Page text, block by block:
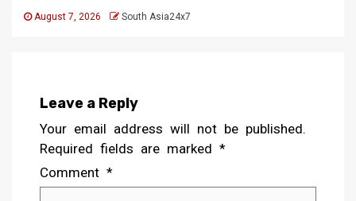
August 7, 2026 South Asia24x7
Leave a Reply
Your email address will not be published.
Required fields are marked *
Comment *